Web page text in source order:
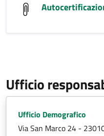
Ufficio
Ufficio Demografico
Via San Marco 24 -